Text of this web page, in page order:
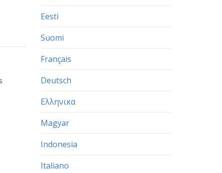
Eesti
Suomi
Français
Deutsch
Ελληνικα
Magyar
Indonesia
Italiano